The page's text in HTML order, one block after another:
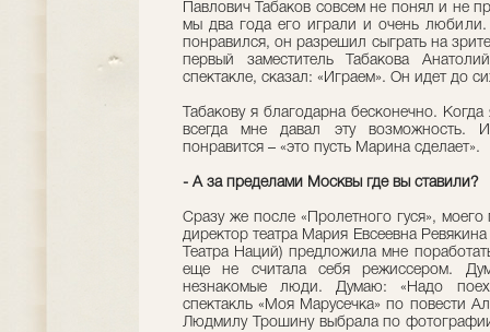
Павлович Табаков совсем не понял и не
мы два года его играли и очень
понравился, он разрешил сыграть на
первый заместитель Табакова
спектакле, сказал: «Играем». Он идет до
Табакову я благодарна бесконечно.
всегда мне давал эту возможность.
понравится – «это пусть Марина сделает».
- А за пределами Москвы где вы ставили?
Сразу же после «Пролетного гуся»,
директор театра Мария Евсеевна
Театра Наций) предложила мне
еще не считала себя режиссером.
незнакомые люди. Думаю: «Надо
спектакль «Моя Марусечка» по повести
Людмилу Трошину выбрала по